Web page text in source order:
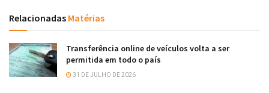
Relacionadas Matérias
Transferência online de veículos volta a ser
permitida em todo o país
31 DE JULHO DE 2026